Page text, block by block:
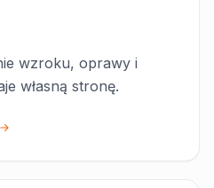
wzroku, oprawy i
własną stronę.